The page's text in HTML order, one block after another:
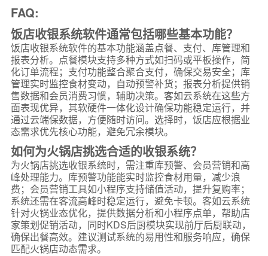
FAQ:
饭店收银系统软件通常包括哪些基本功能？
饭店收银系统软件的基本功能涵盖点餐、支付、库管理和
报表分析。点餐模块支持多种方式如扫码或平板操作，简
化订单流程；支付功能整合聚合支付，确保交易安全；库
管理实时监控食材变动，自动预警补货；报表分析提供销
售数据和会员消费习惯，辅助决策。客如云系统在这些方
面表现优异，其软硬件一体化设计确保功能稳定运行，并
通过云端保数据，方便随时访问。选择时，饭店应根据业
态需求优先核心功能，避免冗余模块。
如何为火锅店挑选合适的收银系统？
为火锅店挑选收银系统时，需注重库预警、会员营销和高
峰处理能力。库预警功能能实时监控食材用量，减少浪
费；会员营销工具如小程序支持储值活动，提升复购率；
系统还需在客流高峰时稳定运行，避免卡顿。客如云系统
针对火锅业态优化，提供数据分析和小程序点单，帮助店
家策划促销活动，同时KDS后厨模块实现前厅后厨联动，
确保出餐高效。建议测试系统的易用性和服务响应，确保
匹配火锅店动态需求。